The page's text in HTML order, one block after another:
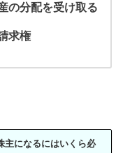
の分配を受け取る
求権
主になるにはいくら必